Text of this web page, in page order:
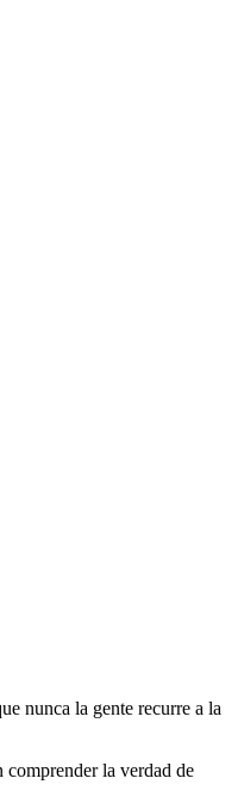
nunca la gente recurre a la
comprender la verdad de